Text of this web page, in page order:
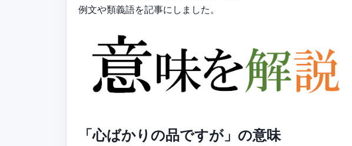
例文や類義語を記事にしました。
「心ばかりの品ですが」の意味